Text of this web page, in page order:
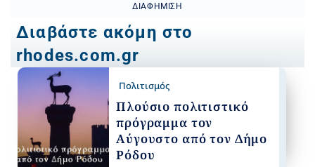
ΔΙΑΦΉΜΙΣΗ
Διαβάστε ακόμη στο
rhodes.com.gr
Πολιτισμός
Πλούσιο πολιτιστικό
πρόγραμμα τον
Αύγουστο από τον Δήμο
Ρόδου